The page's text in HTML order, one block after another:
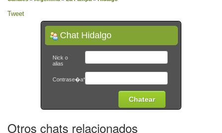
Tweet
Chat Hidalgo
Nick o
alias
Contrase�a*
Otros chats relacionados